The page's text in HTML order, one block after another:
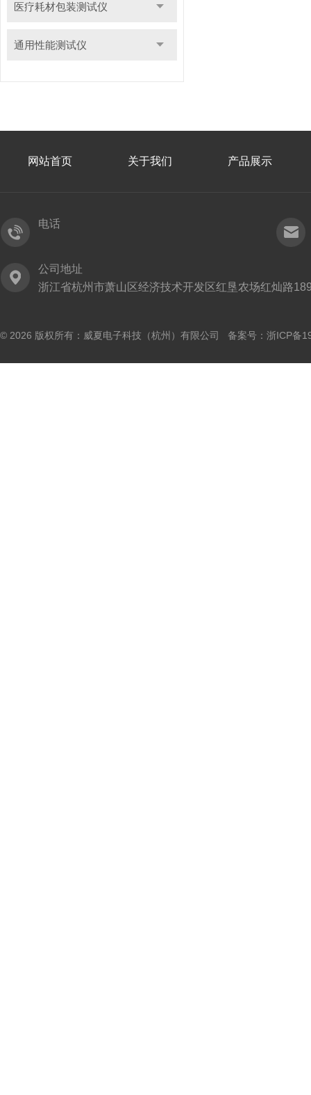
医疗耗材包装测试仪
通用性能测试仪
网站首页 关于我们 产品展示
电话
公司地址
浙江省杭州市萧山区经济技术开发区红垦农场红灿路
© 2026 版权所有：威夏电子科技（杭州）有限公司 备案号： 浙ICP备